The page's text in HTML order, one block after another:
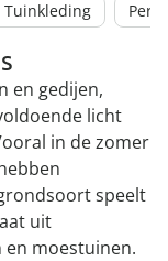
Tuinkleding
en gedijen,
licht
in de zomer
speelt
uit
en moestuinen.